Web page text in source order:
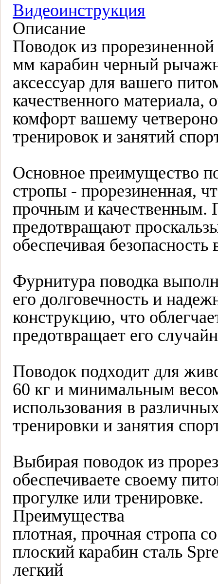
Видеоинструкция
Описание
Поводок из
мм карабин черный
аксессуар для вашего
качественного материала,
комфорт вашему
тренировок и занятий
Основное преимущество
стропы - прорезиненная,
прочным и качественным.
предотвращают
обеспечивая
Фурнитура поводка
его долговечность и
конструкцию, что
предотвращает его
Поводок подходит для
60 кг и минимальным
использования в
тренировки и занятия
Выбирая поводок из
обеспечиваете своему
прогулке или тренировке.
Преимущества
плотная, прочная стропа
плоский карабин сталь
легкий